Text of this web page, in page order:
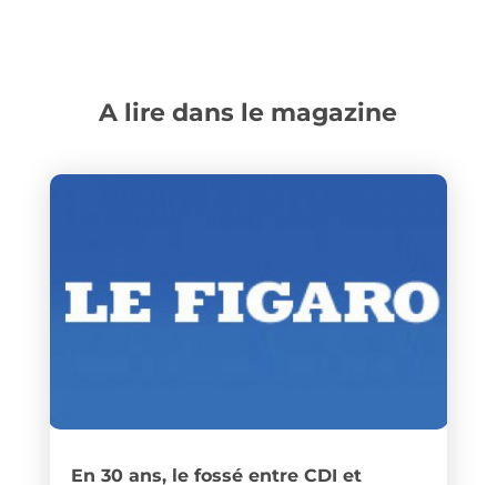
A lire dans le magazine
En 30 ans, le fossé entre CDI et